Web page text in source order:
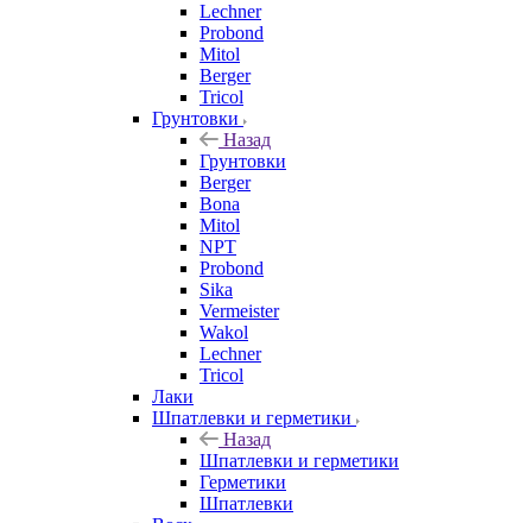
Lechner
Probond
Mitol
Berger
Tricol
Грунтовки
Назад
Грунтовки
Berger
Bona
Mitol
NPT
Probond
Sika
Vermeister
Wakol
Lechner
Tricol
Лаки
Шпатлевки и герметики
Назад
Шпатлевки и герметики
Герметики
Шпатлевки